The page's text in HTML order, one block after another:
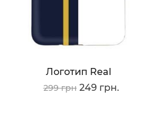
Логотип Real
299 грн 249 грн.